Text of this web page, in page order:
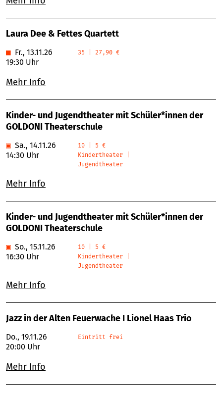
Laura Dee & Fettes Quartett
■ Fr., 13.11.26
19:30 Uhr
35 | 27,90 €
Mehr Info
Kinder- und Jugendtheater mit Schüler*innen der
GOLDONI Theaterschule
▣ Sa., 14.11.26
14:30 Uhr
10 | 5 €
Kindertheater |
Jugendtheater
Mehr Info
Kinder- und Jugendtheater mit Schüler*innen der
GOLDONI Theaterschule
▣ So., 15.11.26
16:30 Uhr
10 | 5 €
Kindertheater |
Jugendtheater
Mehr Info
Jazz in der Alten Feuerwache I Lionel Haas Trio
Do., 19.11.26
20:00 Uhr
Eintritt frei
Mehr Info